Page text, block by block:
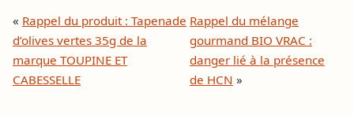
« Rappel du produit : Tapenade
d’olives vertes 35g de la
marque TOUPINE ET
CABESSELLE
Rappel du mélange
gourmand BIO VRAC :
danger lié à la présence
de HCN »